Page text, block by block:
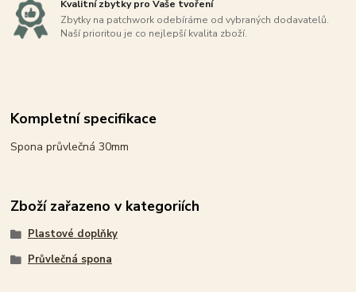
Kvalitní zbytky pro Vaše tvoření
Zbytky na patchwork odebíráme od vybraných dodavatelů.
Naší prioritou je co nejlepší kvalita zboží.
Kompletní specifikace
Spona průvlečná 30mm
Zboží zařazeno v kategoriích
Plastové doplňky
Průvlečná spona